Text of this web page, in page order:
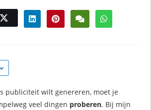
publiciteit wilt genereren, moet je
veel dingen proberen. Bij mijn